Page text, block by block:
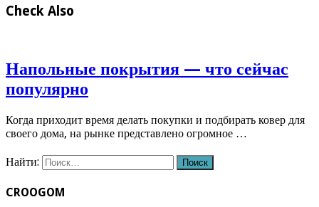
Check Also
Напольные покрытия — что сейчас
популярно
Когда приходит время делать покупки и подбирать ковер для
своего дома, на рынке представлено огромное …
Найти:
CROOGOM